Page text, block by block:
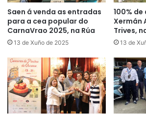
Saen á venda as entradas
para a cea popular do
CarnaVrao 2025, na Rúa
13 de Xuño de 2025
100%
Xermán
Trives,
13 de